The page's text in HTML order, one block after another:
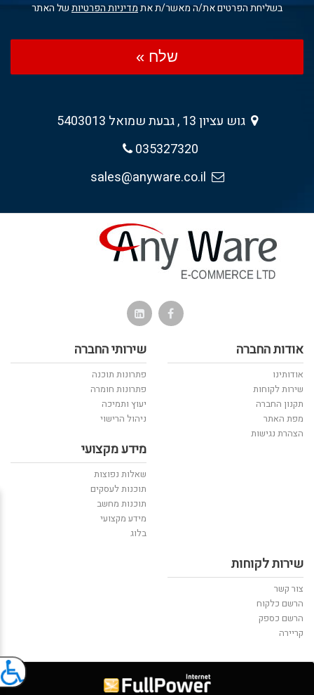
בשליחת הפרטים את/ה מאשר/ת אתמדיניות הפרטיותשל האתר
שלח »
גוש עציון 13 , גבעת שמואל 5403013
035327320
אודות החברה
אודותינו
שירות לקוחות
תקנון החברה
מפת האתר
הצהרת נגישות
שירותי החברה
פתרונות תוכנה
פתרונות חומרה
יעוץ ותמיכה
ניהול הרישוי
מידע מקצועי
שאלות נפוצות
תוכנות לעסקים
תוכנות מחשב
מידע מקצועי
בלוג
שירות לקוחות
צור קשר
הרשם כלקוח
הרשם כספק
קריירה